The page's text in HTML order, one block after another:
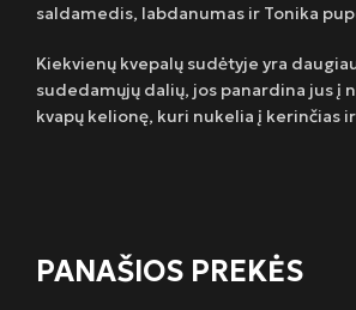
saldamedis, labdanumas ir Tonika
Kiekvienų kvepalų sudėtyje yra
sudedamųjų dalių, jos panardina jus į
kvapų kelionę, kuri nukelia į kerinčias
PANAŠIOS PREKĖS